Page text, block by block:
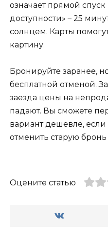
означает прямой
доступности» – 25
солнцем. Карты
картину.
Бронируйте заранее,
бесплатной отменой.
заезда цены на
падают. Вы сможете
вариант дешевле,
отменить старую
Оцените статью